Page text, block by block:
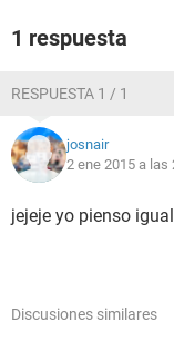
1 respuesta
RESPUESTA 1 / 1
josnair
2 ene 2015 a las
jejeje yo pienso
Discusiones similares